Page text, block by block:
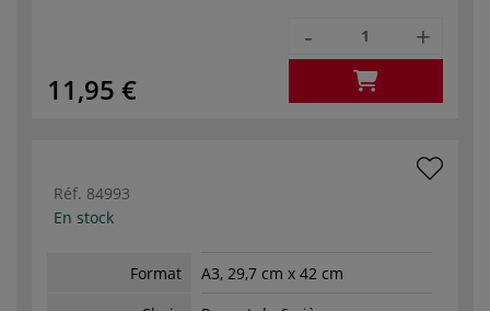
11,95 €
- +
Réf. 84993
En stock
Format
A3, 29,7 cm x 42 cm